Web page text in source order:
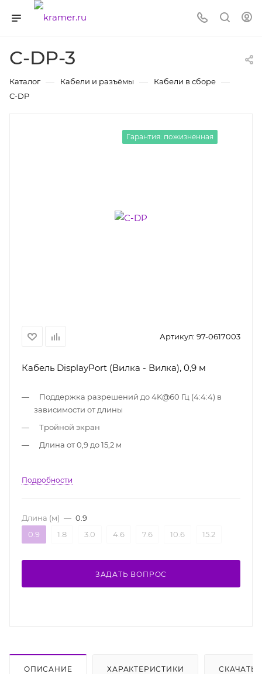
C-DP-3
Каталог — Кабели и разъёмы — Кабели в сборе —
C-DP
Гарантия: пожизненная
Артикул: 97-0617003
Кабель DisplayPort (Вилка - Вилка), 0,9 м
Поддержка разрешений до 4K@60 Гц (4:4:4) в
зависимости от длины
Тройной экран
Длина от 0,9 до 15,2 м
Подробности
Длина (м) — 0.9
0.9
1.8 3.0 4.6 7.6 10.6 15.2
ЗАДАТЬ ВОПРОС
ОПИСАНИЕ ХАРАКТЕРИСТИКИ СКАЧАТЬ